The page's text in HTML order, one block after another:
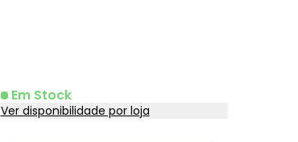
Em Stock
Ver disponibilidade por loja